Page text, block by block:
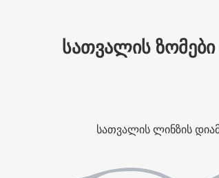
ᲡᲐᲗᲕᲐᲚᲘᲡ ᲖᲝᲛᲔᲑᲘ
სათვალის ლინზის